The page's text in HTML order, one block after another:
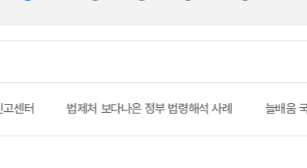
센터 법제처 보다나은 정부 법령해석 사례 늘배움